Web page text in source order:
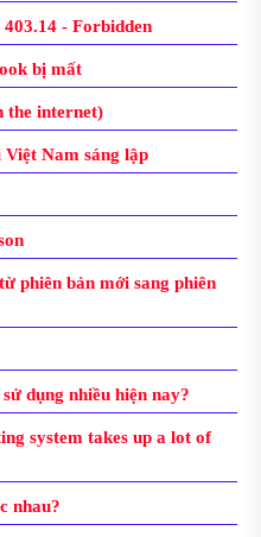
- Forbidden
bị mất
the internet)
Nam sáng lập
phiên bản mới sang phiên
dụng nhiều hiện nay?
system takes up a lot of
nhau?